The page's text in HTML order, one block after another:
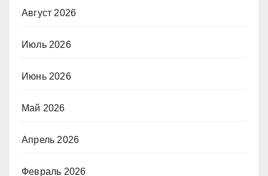
Август 2026
Июль 2026
Июнь 2026
Май 2026
Апрель 2026
Февраль 2026